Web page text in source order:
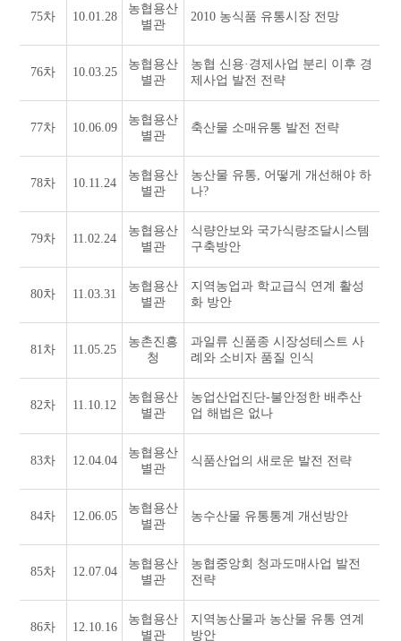
75차 10.01.28
농협용산
별관
2010 농식품 유통시장 전망
76차 10.03.25
농협용산
별관
농협 신용·경제사업 분리 이후 경
제사업 발전 전략
77차 10.06.09
농협용산
별관
축산물 소매유통 발전 전략
78차 10.11.24
농협용산
별관
농산물 유통, 어떻게 개선해야 하
나?
79차 11.02.24
농협용산
별관
식량안보와 국가식량조달시스템
구축방안
80차 11.03.31
농협용산
별관
지역농업과 학교급식 연계 활성
화 방안
81차 11.05.25
농촌진흥
청
과일류 신품종 시장성테스트 사
례와 소비자 품질 인식
82차 11.10.12
농협용산
별관
농업산업진단-불안정한 배추산
업 해법은 없나
83차 12.04.04
농협용산
별관
식품산업의 새로운 발전 전략
84차 12.06.05
농협용산
별관
농수산물 유통통계 개선방안
85차 12.07.04
농협용산
별관
농협중앙회 청과도매사업 발전
전략
86차 12.10.16
농협용산
별관
지역농산물과 농산물 유통 연계
방안